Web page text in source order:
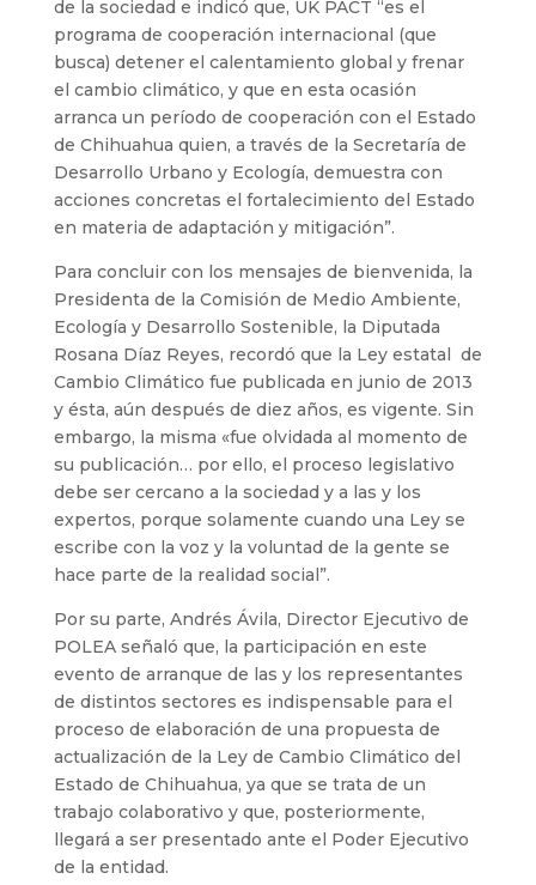
de la sociedad e indicó que, UK PACT “es el
programa de cooperación internacional (que
busca) detener el calentamiento global y frenar
el cambio climático, y que en esta ocasión
arranca un período de cooperación con el Estado
de Chihuahua quien, a través de la Secretaría de
Desarrollo Urbano y Ecología, demuestra con
acciones concretas el fortalecimiento del Estado
en materia de adaptación y mitigación”.
Para concluir con los mensajes de bienvenida, la
Presidenta de la Comisión de Medio Ambiente,
Ecología y Desarrollo Sostenible, la Diputada
Rosana Díaz Reyes, recordó que la Ley estatal de
Cambio Climático fue publicada en junio de 2013
y ésta, aún después de diez años, es vigente. Sin
embargo, la misma «fue olvidada al momento de
su publicación… por ello, el proceso legislativo
debe ser cercano a la sociedad y a las y los
expertos, porque solamente cuando una Ley se
escribe con la voz y la voluntad de la gente se
hace parte de la realidad social”.
Por su parte, Andrés Ávila, Director Ejecutivo de
POLEA señaló que, la participación en este
evento de arranque de las y los representantes
de distintos sectores es indispensable para el
proceso de elaboración de una propuesta de
actualización de la Ley de Cambio Climático del
Estado de Chihuahua, ya que se trata de un
trabajo colaborativo y que, posteriormente,
llegará a ser presentado ante el Poder Ejecutivo
de la entidad.